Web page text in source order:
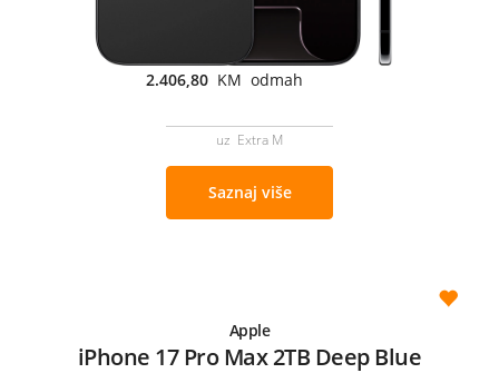
2.406,80 KM odmah
uz Extra M
Saznaj više
Apple
iPhone 17 Pro Max 2TB Deep Blue